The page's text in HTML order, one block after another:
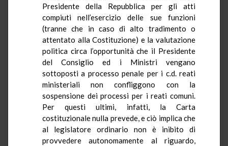
Presidente della Repubblica per gli atti
compiuti nell’esercizio delle sue funzioni
(tranne che in caso di alto tradimento o
attentato alla Costituzione) e la valutazione
politica circa l’opportunità che il Presidente
del Consiglio ed i Ministri vengano
sottoposti a processo penale per i c.d. reati
ministeriali non confliggono con la
sospensione dei processi per i reati comuni.
Per questi ultimi, infatti, la Carta
costituzionale nulla prevede, e ciò implica che
al legislatore ordinario non è inibito di
provvedere autonomamente al riguardo,